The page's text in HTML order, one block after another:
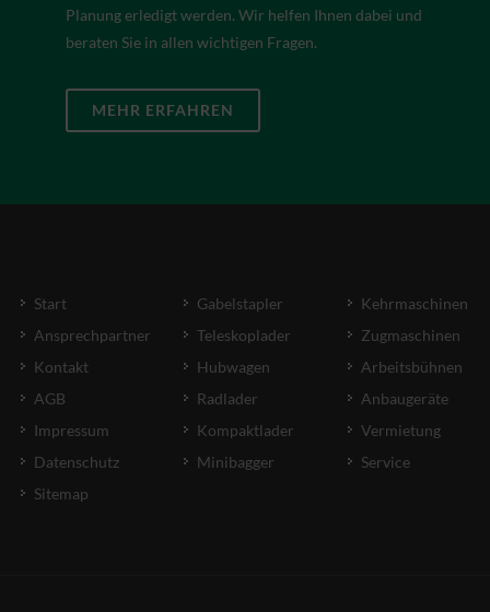
Planung erledigt werden. Wir helfen Ihnen dabei und
beraten Sie in allen wichtigen Fragen.
MEHR ERFAHREN
Start
Ansprechpartner
Kontakt
AGB
Impressum
Datenschutz
Sitemap
Gabelstapler
Teleskoplader
Hubwagen
Radlader
Kompaktlader
Minibagger
Kehrmaschinen
Zugmaschinen
Arbeitsbühnen
Anbaugeräte
Vermietung
Service